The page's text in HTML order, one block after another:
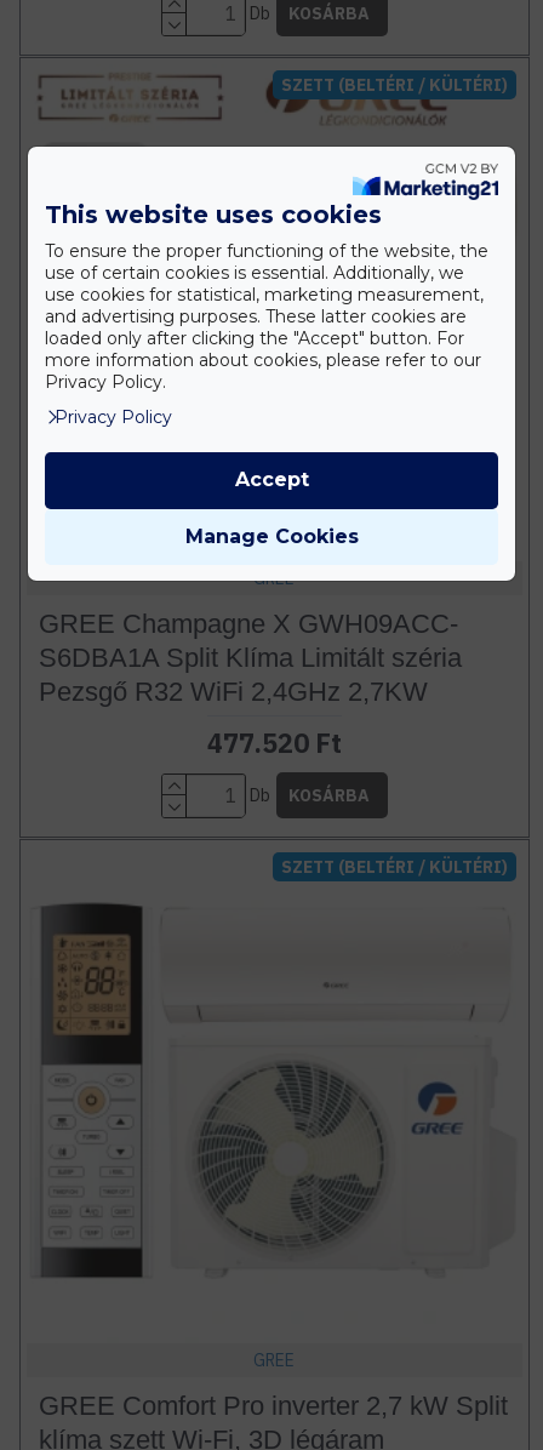
Db KOSÁRBA
SZETT (BELTÉRI / KÜLTÉRI)
GREE
GREE Champagne X GWH09ACC-
S6DBA1A Split Klíma Limitált széria
Pezsgő R32 WiFi 2,4GHz 2,7KW
477.520 Ft
Db KOSÁRBA
SZETT (BELTÉRI / KÜLTÉRI)
GREE
GREE Comfort Pro inverter 2,7 kW Split
klíma szett Wi-Fi, 3D légáram
This website uses cookies
To ensure the proper functioning of the website, the
use of certain cookies is essential. Additionally, we
use cookies for statistical, marketing measurement,
and advertising purposes. These latter cookies are
loaded only after clicking the "Accept" button. For
more information about cookies, please refer to our
Privacy Policy.
Privacy Policy
Manage Cookies
Accept